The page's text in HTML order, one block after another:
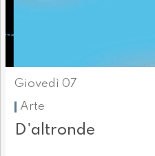
Giovedì 07
Arte
D'altronde